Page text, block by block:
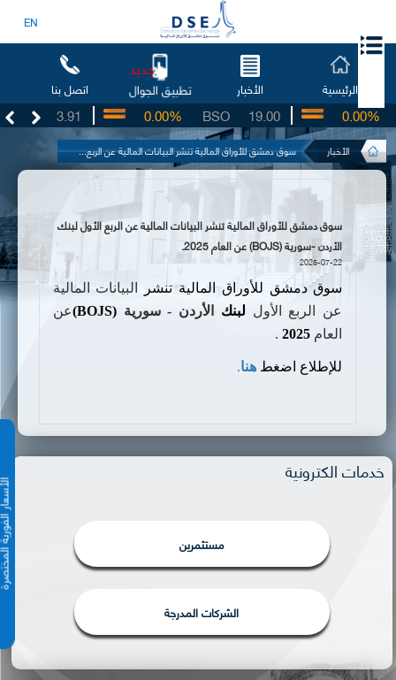
EN
الرئيسية الأخبار تطبيق الجوال
جديد
اتصل بنا
3.91
UG 19.00
BSO
0.00% 0.00%
الأخبار سوق دمشق للأوراق المالية تنشر البيانات المالية عن الربع...
الأسعار
سوق دمشق للأوراق المالية تنشر البيانات المالية عن الربع الأول لبنك
الأردن -سورية (BOJS) عن العام 2025.
2025-07-22
سوق دمشق للأوراق المالية تنشر
البيانات المالية
عن الربع الأول لبنك الأردن - سورية(BOJS)عن
العام 2025
.
للإطلاع اضغط هنا.
خدمات الكترونية
مستثمرين
الشركات المدرجة